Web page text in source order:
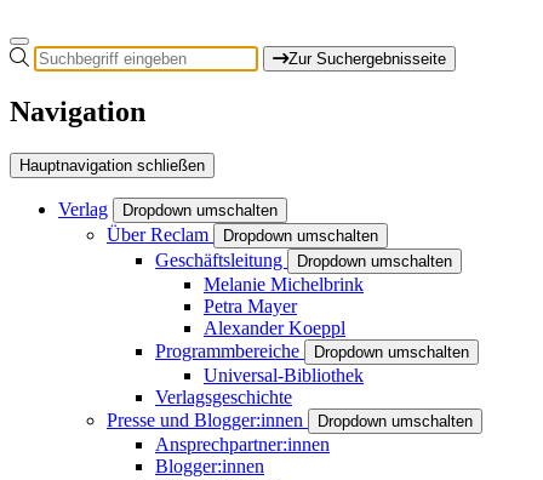
Zur Suchergebnisseite
Navigation
Hauptnavigation schließen
Verlag Dropdown umschalten
Über Reclam Dropdown umschalten
Geschäftsleitung Dropdown umschalten
Melanie Michelbrink
Petra Mayer
Alexander Koeppl
Programmbereiche
Dropdown umschalten
Universal-Bibliothek
Verlagsgeschichte
Presse und Blogger:innen
Dropdown umschalten
Ansprechpartner:innen
Blogger:innen